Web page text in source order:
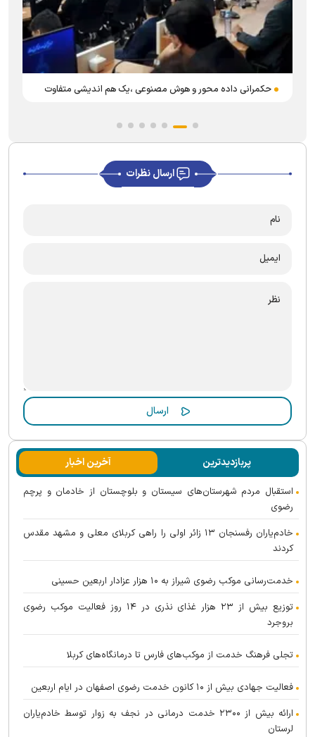
حکمرانی داده محور و هوش مصنوعی ،یک هم اندیشی متفاوت
ارسال نظرات
پربازدیدترین آخرین اخبار
استقبال مردم شهرستان‌های سیستان و بلوچستان از خادمان و پرچم
رضوی
خادم‌یاران رفسنجان ۱۳ زائر اولی را راهی کربلای معلی و مشهد مقدس
کردند
خدمت‌رسانی موکب رضوی شیراز به ۱۰ هزار عزادار اربعین حسینی
توزیع بیش از ۲۳ هزار غذای نذری در ۱۴ روز فعالیت موکب رضوی
بروجرد
تجلی فرهنگ خدمت از موکب‌های فارس تا درمانگاه‌های کربلا
فعالیت جهادی بیش از ۱۰ کانون خدمت رضوی اصفهان در ایام اربعین
ارائه بیش از ۲۳۰۰ خدمت درمانی در نجف به زوار توسط خادم‌یاران
لرستان